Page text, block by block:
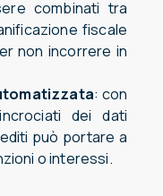
combinati tra
fiscale
non incorrere in
: con
dei dati
può portare a
o interessi.